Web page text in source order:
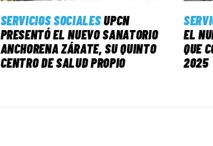
SERVICIOS SOCIALESUPCN
PRESENTÓ EL NUEVO SANATORIO
ANCHORENA ZÁRATE, SU QUINTO
CENTRO DE SALUD PROPIO
EL
QUE
2025